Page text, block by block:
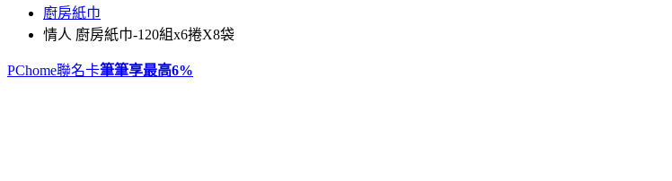
廚房紙巾
情人 廚房紙巾-120組x6捲X8袋
PChome聯名卡筆筆享最高6%